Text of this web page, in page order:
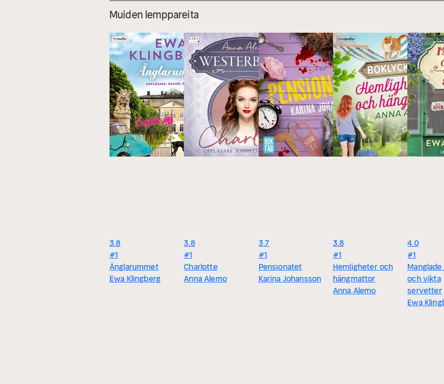
Muiden lemppareita
3.8
#1
Änglarummet
Ewa Klingberg
3.8
#1
Charlotte
Anna Alemo
3.7
#1
Pensionatet
Karina Johansson
3.8
#1
Hemligheter och
hängmattor
Anna Alemo
4.0
#1
och vikta
servetter
Ewa